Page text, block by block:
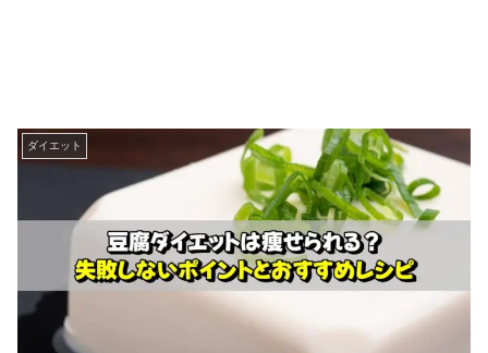
ダイエット